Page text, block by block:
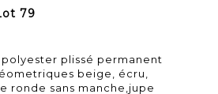
79
plissé permanent
beige, écru,
ronde sans manche,jupe